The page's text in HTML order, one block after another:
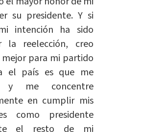
su presidente. Y si
intención ha sido
la reelección, creo
para mi partido
el país es que me
y me concentre
en cumplir mis
como presidente
el resto de mi